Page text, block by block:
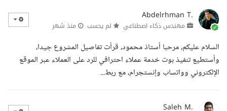
Abdelrhman T.
مهندس ذكاء اصطناعي لم يحسب منذ شهر
السلام عليكم، مرحبا أستاذ محمود، قرأت تفاصيل المشروع جيدا،
وأستطيع تنفيذ بوت خدمة عملاء احترافي للرد على العملاء عبر الموقع
الإلكتروني وواتساب وإنستجرام، مع ربط...
Saleh M.